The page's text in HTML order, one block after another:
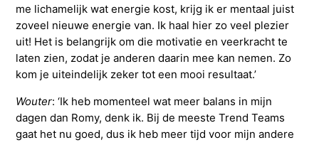
me lichamelijk wat energie kost, krijg ik er mentaal juist
zoveel nieuwe energie van. Ik haal hier zo veel plezier
uit! Het is belangrijk om die motivatie en veerkracht te
laten zien, zodat je anderen daarin mee kan nemen. Zo
kom je uiteindelijk zeker tot een mooi resultaat.’
Wouter: ‘Ik heb momenteel wat meer balans in mijn
dagen dan Romy, denk ik. Bij de meeste Trend Teams
gaat het nu goed, dus ik heb meer tijd voor mijn andere